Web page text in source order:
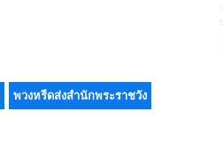
พวงหรีดส่งสำนักพระราชวัง